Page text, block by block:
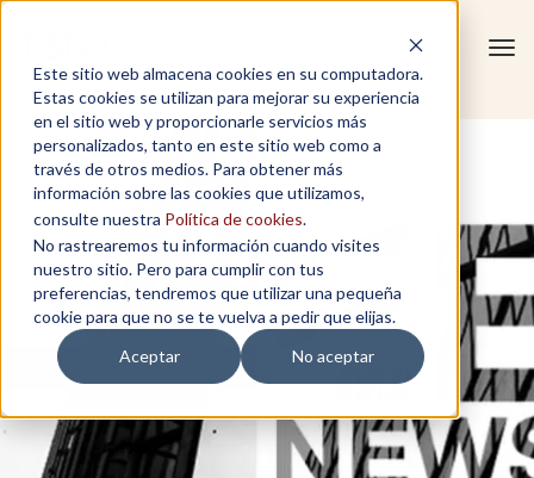
Este sitio web almacena cookies en su computadora.
Estas cookies se utilizan para mejorar su experiencia
en el sitio web y proporcionarle servicios más
personalizados, tanto en este sitio web como a
través de otros medios. Para obtener más
información sobre las cookies que utilizamos,
consulte nuestra Política de cookies.
No rastrearemos tu información cuando visites
nuestro sitio. Pero para cumplir con tus
preferencias, tendremos que utilizar una pequeña
cookie para que no se te vuelva a pedir que elijas.
Aceptar
No aceptar